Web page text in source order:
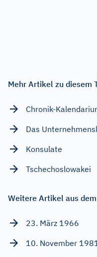
Mehr Artikel zu diesem
Chronik-
Das
Konsulate
Tschechoslowakei
Weitere Artikel aus
23. März 1966
10. November 1981